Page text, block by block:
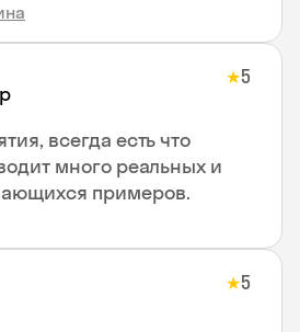
★5
всегда есть что
много реальных и
примеров.
★5